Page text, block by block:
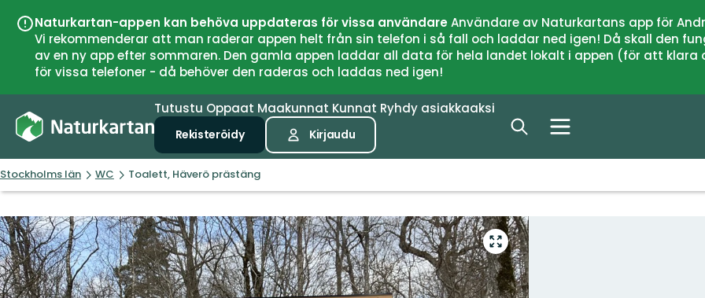
Naturkartan-appen kan behöva uppdateras för vissa användareAnvändare av Naturkartans app för
Vi rekommenderar att man raderar appen helt från sin telefon i så fall och laddar ned igen! Då skall den
av en ny app efter sommaren. Den gamla appen laddar all data för hela landet lokalt i appen (för att
för vissa telefoner - då behöver den raderas och laddas ned igen!
Tutustu Oppaat Maakunnat Kunnat Ryhdy asiakkaaksi
Rekisteröidy Kirjaudu
Stockholms län WC Toalett, Häverö prästäng
Siirry
koko
näytön
alueelle